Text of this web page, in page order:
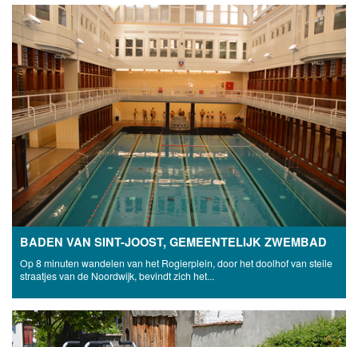
BADEN VAN SINT-JOOST, GEMEENTELIJK ZWEMBAD
Op 8 minuten wandelen van het Rogierplein, door het doolhof van steile
straatjes van de Noordwijk, bevindt zich het...